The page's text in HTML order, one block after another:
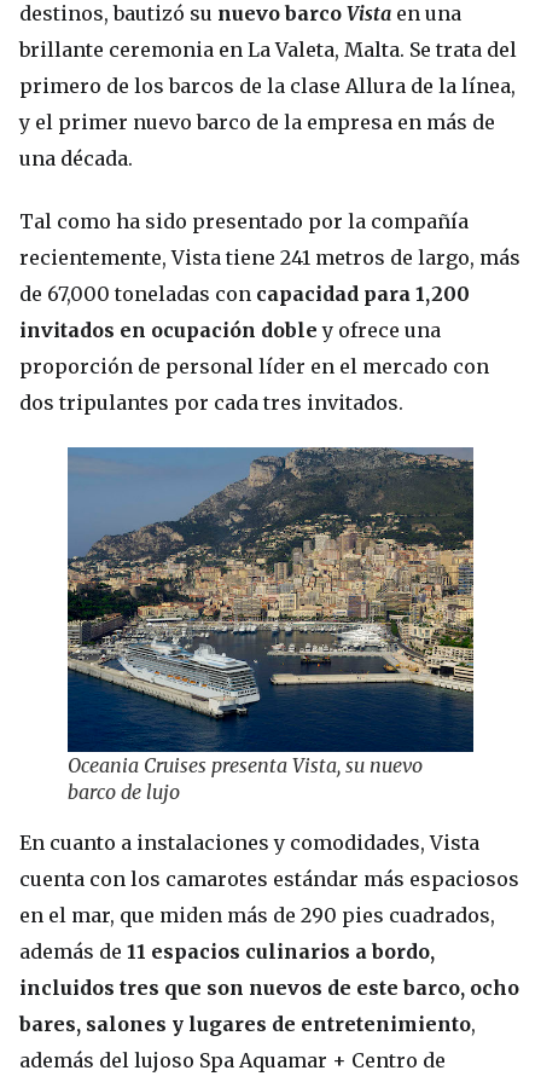
destinos, bautizó su nuevo barco Vista en una
brillante ceremonia en La Valeta, Malta. Se trata del
primero de los barcos de la clase Allura de la línea,
y el primer nuevo barco de la empresa en más de
una década.
Tal como ha sido presentado por la compañía
recientemente, Vista tiene 241 metros de largo, más
de 67,000 toneladas con capacidad para 1,200
invitados en ocupación doble y ofrece una
proporción de personal líder en el mercado con
dos tripulantes por cada tres invitados.
Oceania Cruises presenta Vista, su nuevo
barco de lujo
En cuanto a instalaciones y comodidades, Vista
cuenta con los camarotes estándar más espaciosos
en el mar, que miden más de 290 pies cuadrados,
además de 11 espacios culinarios a bordo,
incluidos tres que son nuevos de este barco, ocho
bares, salones y lugares de entretenimiento,
además del lujoso Spa Aquamar + Centro de